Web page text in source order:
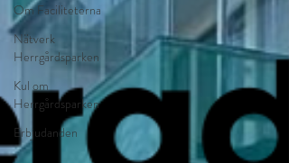
Om Faciliteterna
Nätverk
Herrgårdsparken
Kul om
Herrgårdsparken
Erbjudanden